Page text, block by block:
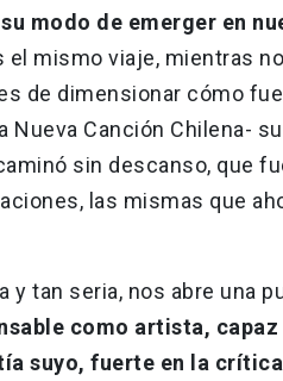
modo de emerger en
el mismo viaje, mientras
de dimensionar cómo
Nueva Canción Chilena-
sin descanso, que
las mismas que
y tan seria, nos abre una
como artista,
suyo, fuerte en la